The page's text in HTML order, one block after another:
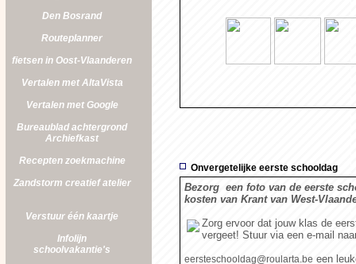
Den Bosrand
Routeplanner
fietsen in Oost-Vlaanderen
Vertalen met AltaVista
Vertalen met Google
Bureaublad achtergrond
Archiefkast
Recepten zoekmachine
Zandstorm creatief atelier
Verstuur één kaartje
Infolijn
schoolvakantie's
Onvergetelijke eerste schooldag
Bezorg een foto van de eerste
kosten van Krant van West-
Zorg ervoor dat jouw klas de
vergeet! Stuur via een e-mail
eersteschooldag@roularta.be een